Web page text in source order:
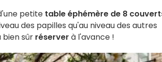
petite table éphémère de 8
des papilles qu'au niveau des autres
bien sûr réserver à l'avance !